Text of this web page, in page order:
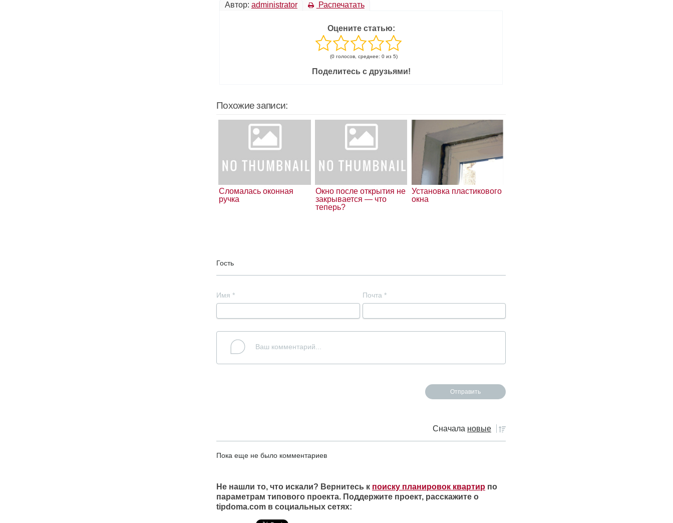
Автор: administrator Распечатать
Оцените статью:
(0 голосов, среднее: 0 из 5)
Поделитесь с друзьями!
Похожие записи:
Сломалась оконная
ручка
Окно после открытия не
закрывается — что
теперь?
Установка пластикового
окна
Гость
Имя * Почта *
Сначала новые
Пока еще не было комментариев
Не нашли то, что искали? Вернитесь к поиску планировок квартир по
параметрам типового проекта. Поддержите проект, расскажите о
tipdoma.com в социальных сетях: